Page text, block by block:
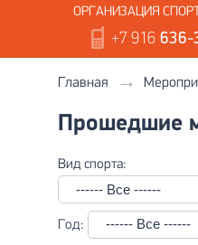
ОРГАНИЗАЦИЯ
+7 916636-
Главная
Прошедшие
Вид спорта:
Год: